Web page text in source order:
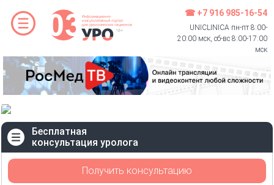
☎ +7 916 985-16-54
UNICLINICA пн-пт 8:00-
20:00 мск, сб-вс 8:00-17:00
мск
Бесплатная
консультация уролога
Получить консультацию